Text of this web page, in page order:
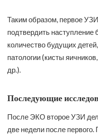
Таким образом, первое
подтвердить наступление
количество будущих
патологии (кисты
др.).
Последующие
После ЭКО второе УЗИ
две недели после